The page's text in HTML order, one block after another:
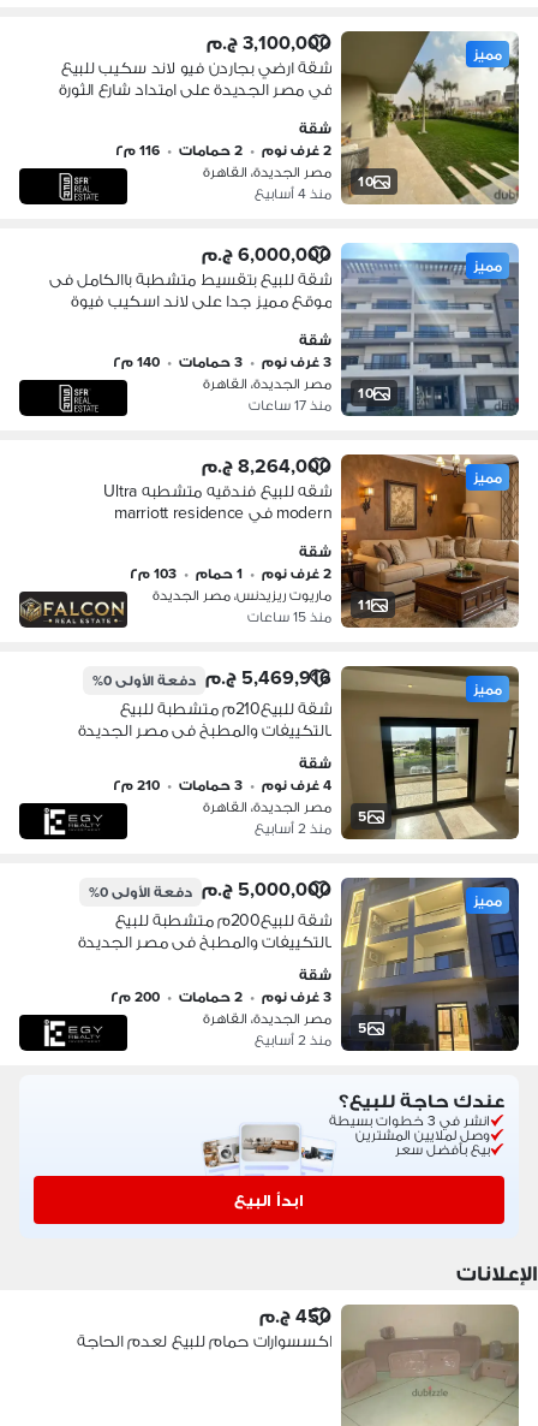
10
مميز 3,100,000 ج.م
شقة ارضي بجاردن فيو لاند سكيب للبيع
في مصر الجديدة على امتداد شارع الثورة
القاهرة الدولي
شقة
2 غرف نوم
• 2 حمامات • 116 م٢
مصر الجديدة، القاهرة
منذ 4 أسابيع
10
مميز 6,000,000 ج.م
شقة للبيع بتقسيط متشطبة باالكامل فى
موقع مميز جدا على لاند اسكيب فيوة
شقة
3 غرف نوم
• 3 حمامات • 140 م٢
مصر الجديدة، القاهرة
منذ 17 ساعات
11
مميز 8,264,000 ج.م
شقه للبيع فندقيه متشطبه Ultra
modern في marriott residence
ستنر الماظه
شقة
2 غرف نوم
• 1 حمام • 103 م٢
ماريوت ريزيدنس، مصر الجديدة
منذ 15 ساعات
5
مميز 5,469,916 ج.م دفعة الأولى0%
شقة للبيع210م متشطبة للبيع
بالتكييفات والمطبخ فى مصر الجديدة
Sale
شقة
4 غرف نوم
• 3 حمامات • 210 م٢
مصر الجديدة، القاهرة
منذ 2 أسابيع
5
مميز 5,000,000 ج.م دفعة الأولى0%
شقة للبيع200م متشطبة للبيع
بالتكييفات والمطبخ فى مصر الجديدة
لوكيشن مميز امام المطار
شقة
3 غرف نوم
• 2 حمامات • 200 م٢
مصر الجديدة، القاهرة
منذ 2 أسابيع
عندك حاجة للبيع؟
انشر في 3 خطوات بسيطة
وصل لملايين المشترين
بيع بأفضل سعر
ابدأ البيع
الإعلانات
450 ج.م
اكسسوارات حمام للبيع لعدم الحاجة